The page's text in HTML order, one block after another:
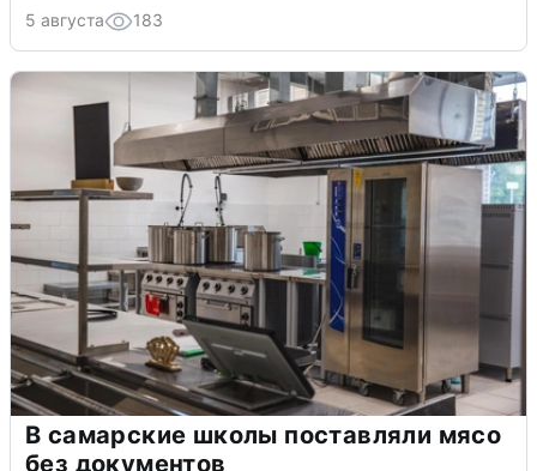
5 августа 183
В самарские школы поставляли мясо
без документов